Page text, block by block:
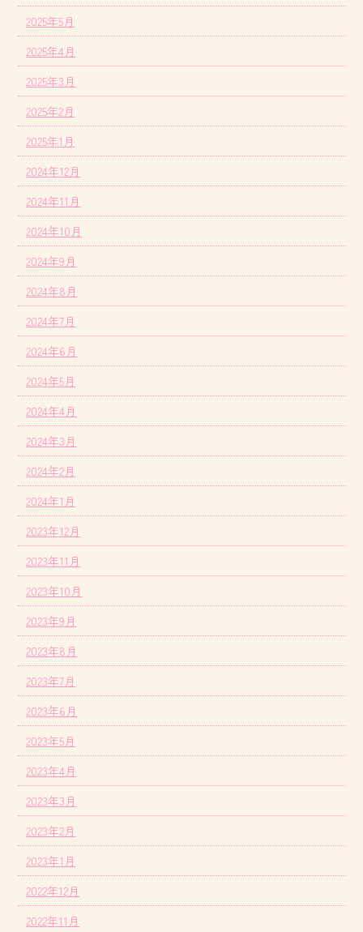
2025年5月
2025年4月
2025年3月
2025年2月
2025年1月
2024年12月
2024年11月
2024年10月
2024年9月
2024年8月
2024年7月
2024年6月
2024年5月
2024年4月
2024年3月
2024年2月
2024年1月
2023年12月
2023年11月
2023年10月
2023年9月
2023年8月
2023年7月
2023年6月
2023年5月
2023年4月
2023年3月
2023年2月
2023年1月
2022年12月
2022年11月